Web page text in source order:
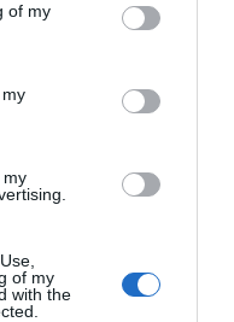
of my
my
of my
with the